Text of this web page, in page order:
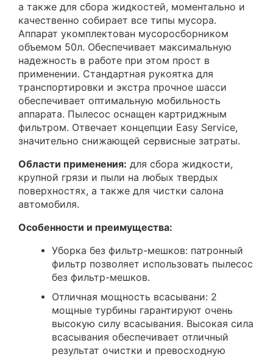
а также для сбора жидкостей, моментально и
качественно собирает все типы мусора.
Аппарат укомплектован мусоросборником
объемом 50л. Обеспечивает максимальную
надежность в работе при этом прост в
применении. Стандартная рукоятка для
транспортировки и экстра прочное шасси
обеспечивает оптимальную мобильность
аппарата. Пылесос оснащен картриджным
фильтром. Отвечает концепции Easy Service,
значительно снижающей сервисные затраты.
Области применения: для сбора жидкости,
крупной грязи и пыли на любых твердых
поверхностях, а также для чистки салона
автомобиля.
Особенности и преимущества:
Уборка без фильтр-мешков: патронный
фильтр позволяет использовать пылесос
без фильтр-мешков.
Отличная мощность всасывани: 2
мощные турбины гарантируют очень
высокую силу всасывания. Высокая сила
всасывания обеспечивает отличный
результат очистки и превосходную